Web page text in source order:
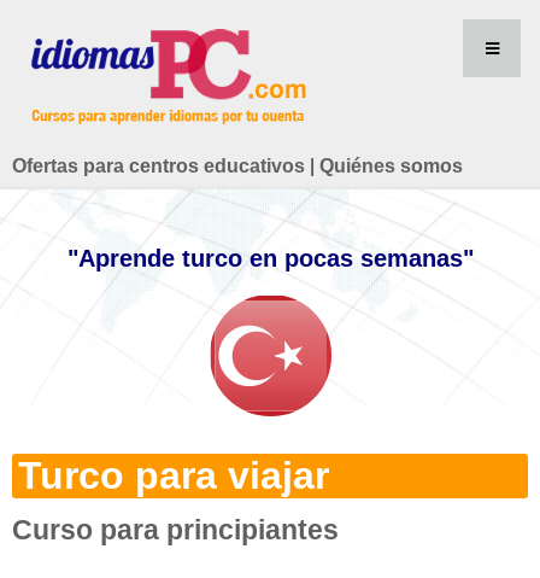
Ofertas para centros educativos Quiénes somos
"Aprende turco en pocas semanas"
Turco para viajar
Curso para principiantes